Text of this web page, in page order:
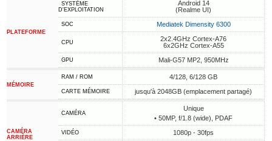
PLATEFORME
SYSTÈME
D'EXPLOITATION
Android 14
(Realme UI)
SOC Mediatek Dimensity 6300
CPU
2x2.4GHz Cortex-A76
6x2GHz Cortex-A55
GPU Mali-G57 MP2, 950MHz
MÉMOIRE
RAM / ROM 4/128, 6/128 GB
CARTE MÉMOIRE jusqu'à 2048GB (emplacement partagé)
CAMÉRA
ARRIÈRE
CAMÉRA
Unique
• 50MP, f/1.8 (wide), PDAF
VIDÉO 1080p - 30fps